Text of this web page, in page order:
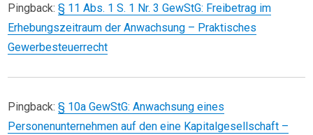
Pingback:§ 11 Abs. 1 S. 1 Nr. 3 GewStG: Freibetrag im
Erhebungszeitraum der Anwachsung – Praktisches
Gewerbesteuerrecht
Pingback:§ 10a GewStG: Anwachsung eines
Personenunternehmen auf den eine Kapitalgesellschaft –